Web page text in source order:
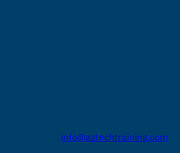
info@aztechtraining.com